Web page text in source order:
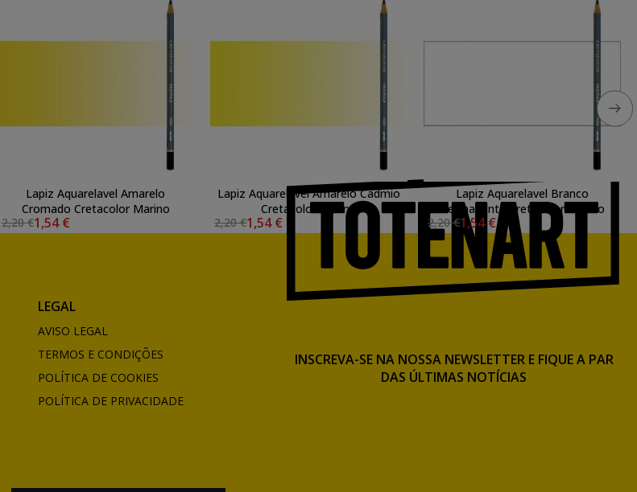
Lapiz Aquarelavel Amarelo
Cromado Cretacolor Marino
2,20 €1,54 €
Lapiz Aquarelavel Amarelo Cadmio
Cretacolor Marino
2,20 €1,54 €
Lapiz Aquarelavel Branco
Permanente Cretacolor Marino
2,20 €1,54 €
LEGAL
AVISO LEGAL
TERMOS E CONDIÇÕES
POLÍTICA DE COOKIES
POLÍTICA DE PRIVACIDADE
INSCREVA-SE NA NOSSA NEWSLETTER E FIQUE A PAR
DAS ÚLTIMAS NOTÍCIAS